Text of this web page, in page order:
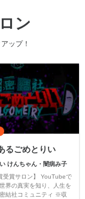
ン
ップ！
るごめとりい
けんちゃん・闇病み子
受賞サロン】 YouTubeで
界の真実を知り、人生を
結社コミュニティ ※収